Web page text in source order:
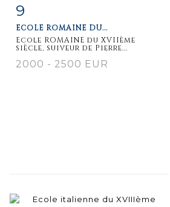
9
ECOLE ROMAINE DU...
Ecole ROMAINE du XVIIème
siècle, suiveur de Pierre...
2000 - 2500 EUR